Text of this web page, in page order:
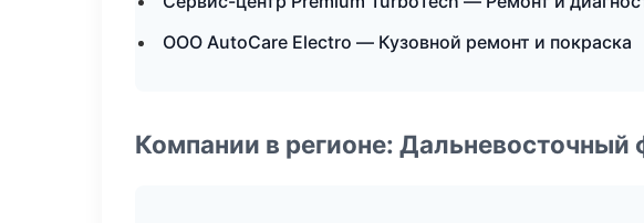
ООО AutoCare Electro — Кузовной ремонт и покраска
Компании в регионе: Дальневосточный